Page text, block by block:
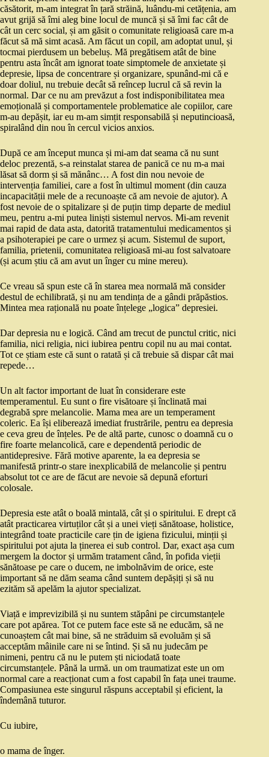
căsătorit, m-am integrat în țară străină, luându-mi cetățenia, am
avut grijă să îmi aleg bine locul de muncă și să îmi fac cât de
cât un cerc social, și am găsit o comunitate religioasă care m-a
făcut să mă simt acasă. Am făcut un copil, am adoptat unul, și
tocmai pierdusem un bebeluș. Mă pregătisem atât de bine
pentru asta încât am ignorat toate simptomele de anxietate și
depresie, lipsa de concentrare și organizare, spunând-mi că e
doar doliul, nu trebuie decât să reîncep lucrul că să revin la
normal. Dar ce nu am prevăzut a fost indisponibilitatea mea
emoțională și comportamentele problematice ale copiilor, care
m-au depășit, iar eu m-am simțit responsabilă și neputincioasă,
spiralând din nou în cercul vicios anxios.
După ce am început munca și mi-am dat seama că nu sunt
deloc prezentă, s-a reinstalat starea de panică ce nu m-a mai
lăsat să dorm și să mănânc… A fost din nou nevoie de
intervenția familiei, care a fost în ultimul moment (din cauza
incapacității mele de a recunoaște că am nevoie de ajutor). A
fost nevoie de o spitalizare și de puțin timp departe de mediul
meu, pentru a-mi putea liniști sistemul nervos. Mi-am revenit
mai rapid de data asta, datorită tratamentului medicamentos și
a psihoterapiei pe care o urmez și acum. Sistemul de suport,
familia, prietenii, comunitatea religioasă mi-au fost salvatoare
(și acum știu că am avut un înger cu mine mereu).
Ce vreau să spun este că în starea mea normală mă consider
destul de echilibrată, și nu am tendința de a gândi prăpăstios.
Mintea mea rațională nu poate înțelege „logica” depresiei.
Dar depresia nu e logică. Când am trecut de punctul critic, nici
familia, nici religia, nici iubirea pentru copil nu au mai contat.
Tot ce știam este că sunt o ratată și că trebuie să dispar cât mai
repede…
Un alt factor important de luat în considerare este
temperamentul. Eu sunt o fire visătoare și înclinată mai
degrabă spre melancolie. Mama mea are un temperament
coleric. Ea își eliberează imediat frustrările, pentru ea depresia
e ceva greu de înțeles. Pe de altă parte, cunosc o doamnă cu o
fire foarte melancolică, care e dependentă periodic de
antidepresive. Fără motive aparente, la ea depresia se
manifestă printr-o stare inexplicabilă de melancolie și pentru
absolut tot ce are de făcut are nevoie să depună eforturi
colosale.
Depresia este atât o boală mintală, cât și o spiritului. E drept că
atât practicarea virtuților cât și a unei vieți sănătoase, holistice,
integrând toate practicile care țin de igiena fizicului, minții și
spiritului pot ajuta la ținerea ei sub control. Dar, exact așa cum
mergem la doctor și urmăm tratament când, în pofida vieții
sănătoase pe care o ducem, ne imbolnăvim de orice, este
important să ne dăm seama când suntem depășiți și să nu
ezităm să apelăm la ajutor specializat.
Viață e imprevizibilă și nu suntem stăpâni pe circumstanțele
care pot apărea. Tot ce putem face este să ne educăm, să ne
cunoaștem cât mai bine, să ne străduim să evoluăm și să
acceptăm mâinile care ni se întind. Și să nu judecăm pe
nimeni, pentru că nu le putem ști niciodată toate
circumstanțele. Până la urmă. un om traumatizat este un om
normal care a reacționat cum a fost capabil în fața unei traume.
Compasiunea este singurul răspuns acceptabil și eficient, la
îndemână tuturor.
Cu iubire,
o mama de înger.